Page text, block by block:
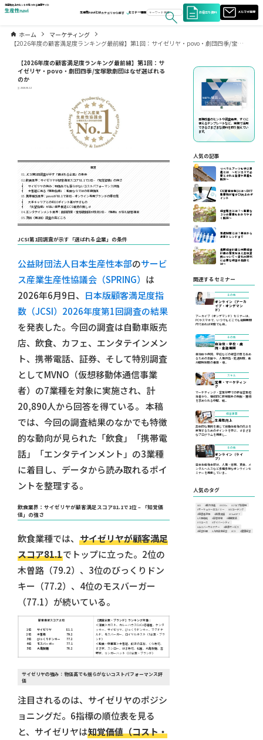
生産性向上のヒントが見つかる情報サイト
生産性naviとはカテゴリから探す セミナー情報 お役立ち資料 メルマガ登録
ホーム
マーケティング
【2026年度の顧客満足度ランキング最前線】第1回：サイゼリヤ・povo・劇団四季/宝塚歌劇団はなぜ選ばれるのか
【2026年度の顧客満足度ランキング最前線】第1回：サ
イゼリヤ・povo・劇団四季/宝塚歌劇団はなぜ選ばれる
のか
2026.06.12
目次
JCSI第1回調査が示す「選ばれる企業」の条件
飲食業界：サイゼリヤが顧客満足スコア81.1で1位 – 「知覚価値」の強さ
サイゼリヤの強み：物価高でも揺らがないコストパフォーマンス評価
木曽路に見る「感動指標」：和食ならではの体験価値
携帯電話業界：povoが80.1で首位 – オンライン専用ブランドの優位性
大手キャリアとの約10ポイント差が示すもの
「失望指標」が高い業界構造とCS維持の難しさ
エンタテインメント業界：劇団四季・宝塚歌劇団が同点1位 – 「感動」が生む顧客満足
次回（第2回）調査の見どころ
JCSI第1回調査が示す「選ばれる企業」の条件
公益財団法人日本生産性本部のサービ
ス産業生産性協議会（SPRING） は
2026年6月9日、 日本版顧客満足度指
数（JCSI）2026年度第1回調査の結果
を発表した。今回の調査は自動車販売
店、飲食、カフェ、エンタテインメン
ト、携帯電話、証券、そして特別調査
としてMVNO（仮想移動体通信事業
者）の7業種を対象に実施され、計
20,890人から回答を得ている。 本稿
では、今回の調査結果のなかでも特徴
的な動向が見られた「飲食」「携帯電
話」「エンタテインメント」の3業種
に着目し、データから読み取れるポイ
ントを整理する。
飲食業界：サイゼリヤが顧客満足スコア81.1で1位 – 「知覚価
値」の強さ
飲食業種では、 サイゼリヤが顧客満足
スコア81.1でトップに立った。2位の
木曽路（79.2）、3位のびっくりドン
キー（77.2）、4位のモスバーガー
（77.1）が続いている。
顧客満足スコア上位
1位 サイゼリヤ
81.1
2位
木曽路
79.2
3位
びっくりドンキー
77.2
4位
モスバーガー
77.1
5位
丸亀製麺 76.2
［調査企業・ブランド］ランキング対象：
＜洋食＞ガスト、カレーハウスCoCo壱番屋、ケンタ
ッキー、サイゼリヤ、びっくりドンキー、マクドナ
ルド、モスバーガー、ロイヤルホスト（8企業・ブラ
ンド）
＜和食・中華等＞木曽路、餃子の王将、くら寿司、
すき家、スシロー、はま寿司、松屋、丸亀製麺、吉
野家、リンガーハット（10企業・ブランド）
サイゼリヤの強み：物価高でも揺らがないコストパフォーマンス評
価
注目されるのは、サイゼリヤのポジシ
ョニングだ。6指標の順位表を見る
と、サイゼリヤは知覚価値（コスト・
業務改善のヒントや調査結果、すぐに
使えるテンプレートなど、実務で活用
できるさまざまな資料を取り揃えてい
ます。
人気の記事
01
リベラルアーツを学ぶ意
義とは ～ビジネスで必
要とされる背景や意義を
解説～
02
CX(顧客体験)とは～DXで
重要性が増すCX向上のポ
イント
03
経営理念とは？～重要な
３つの要素をわかりやす
く解説～
等級制度とは？基本から
最新トレンドまで
05
長期経営計画と中期経営
計画の策定方法と具体実
例について〜変化の時代
に必要な経営の指針と
は〜
関連するセミナー
その他
オンライン（アーカ
イブ・オンデマン
ド）
アーカイブ（オンデマンド）セミナーは、
PCやスマホで、いつでもどこでも視聴期間
内であれば何度でも繰...
その他
自治体・学校・病
院・金融機関
自治体や病院、学校などの経営の質を高め
るための支援や、人事評価・処遇制度、能
力開発制度の構築・導...
スキル
営業・マーケティン
グ
マーケティング・営業分野での新任営業担
当者から、継続的に新規案件の発掘・獲得
を求められる中堅、戦...
経営課題
生産性向上
具体的な事例を通じて労働生産性の向上を
実現するためのポイントを学ぶ、さまざま
なプログラムを用意し...
その他
オンライン（ライ
ブ）
日本生産性本部は、人事・労務、賃金、メ
ンタルヘルスなど多種多様なオンラインセ
ミナーを用意していま...
人気のタグ
#AI #能力主義 #SDGs
#ジョブ型雇用
#サーキュラーエコノミー
#AIコーチング
#障害者手帳
#医療支援
#ChatGPT
#人事戦略
#顧客体験
#組織変革
#リユース
#ダイバーシティ
#ユニバーサルマナー
#医療サービス
#経営計画
#人的資本経営 #CX #健康経営